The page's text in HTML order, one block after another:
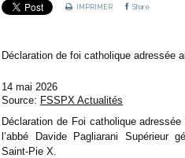
IMPRIMER Share
Déclaration de foi catholique adressée
14 mai 2026
Source: FSSPX Actualités
Déclaration de Foi catholique
l’abbé Davide Pagliarani Supérieur
Saint-Pie X.